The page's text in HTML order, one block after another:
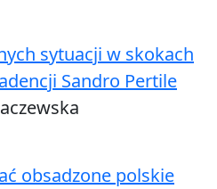
sytuacji w skokach
Sandro Pertile
obsadzone polskie